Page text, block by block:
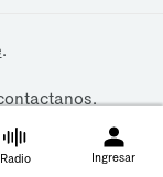
.
.
Radio Ingresar